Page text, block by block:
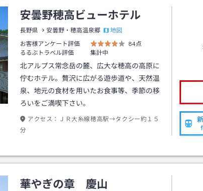
安曇野穂高ビューホテル
長野県 安曇野・穂高温泉郷
地図
お客様アンケート評価
84点
るるぶトラベル評価
集計中
北アルプス常念岳の麓、広大な穂高の高原に
佇むホテル。贅沢に広がる遊歩道や、天然温
泉、地元の食材を用いたお食事等、季節の移
ろいをご満喫下さい。
アクセス：
ＪＲ大糸線穂高駅→タクシー約１５
分
華やぎの章 慶山